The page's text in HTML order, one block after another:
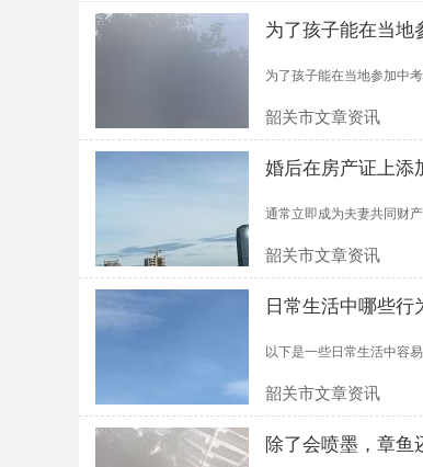
为了孩子能在当地
为了孩子能在当地参加中
韶关市文章资讯
婚后在房产证上添
通常立即成为夫妻共同财
韶关市文章资讯
日常生活中哪些行
以下是一些日常生活中容
韶关市文章资讯
除了会喷墨，章鱼